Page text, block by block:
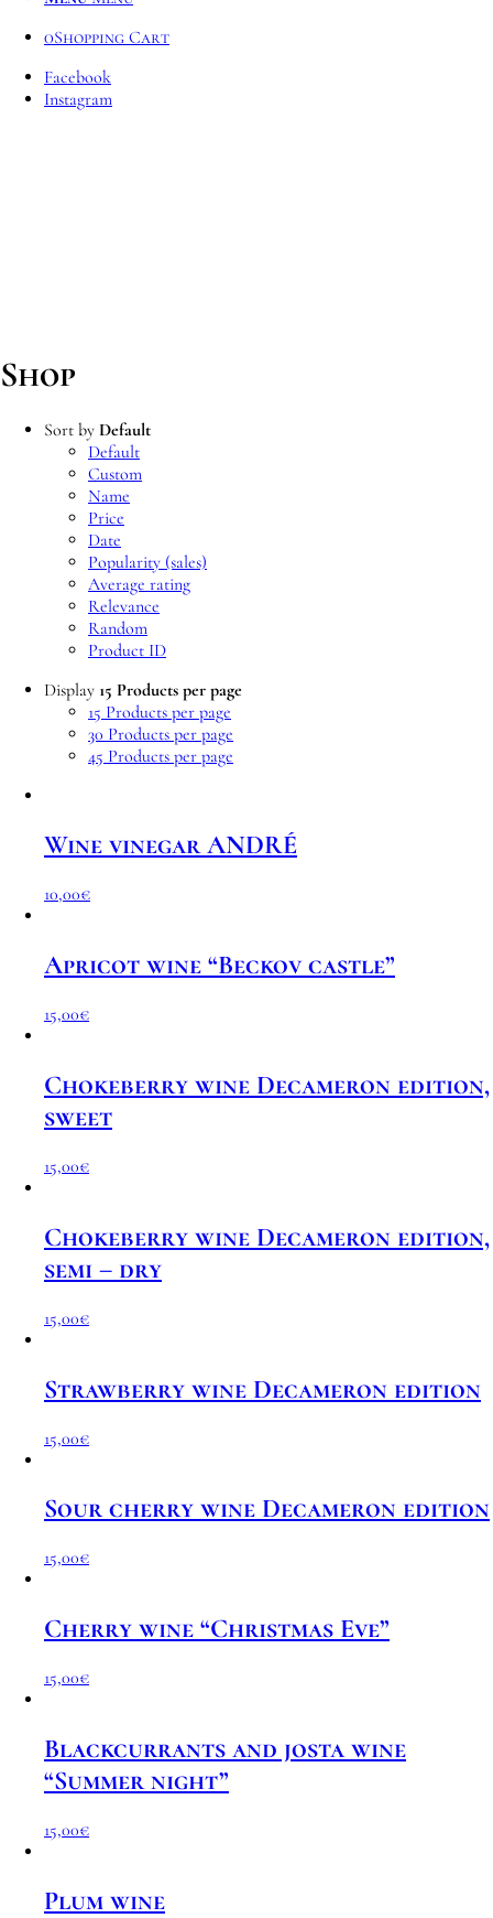
0Shopping Cart
Facebook
Instagram
Shop
Sort by Default
Default
Custom
Name
Price
Date
Popularity (sales)
Average rating
Relevance
Random
Product ID
Display 15 Products per page
15 Products per page
30 Products per page
45 Products per page
Wine vinegar ANDRÉ
10,00€
Apricot wine “Beckov castle”
15,00€
Chokeberry wine Decameron edition,
sweet
15,00€
Chokeberry wine Decameron edition,
semi – dry
15,00€
Strawberry wine Decameron edition
15,00€
Sour cherry wine Decameron edition
15,00€
Cherry wine “Christmas Eve”
15,00€
Blackcurrants and josta wine
“Summer night”
15,00€
Plum wine